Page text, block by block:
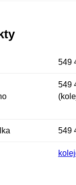
549
549
549